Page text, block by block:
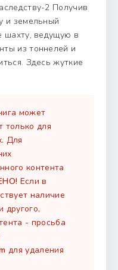
2 Получив
и земельный
шахту, ведущую в
из тоннелей и
Здесь жуткие
может
только для
Для
контента
Если в
наличие
другого,
- просьба
для удаления